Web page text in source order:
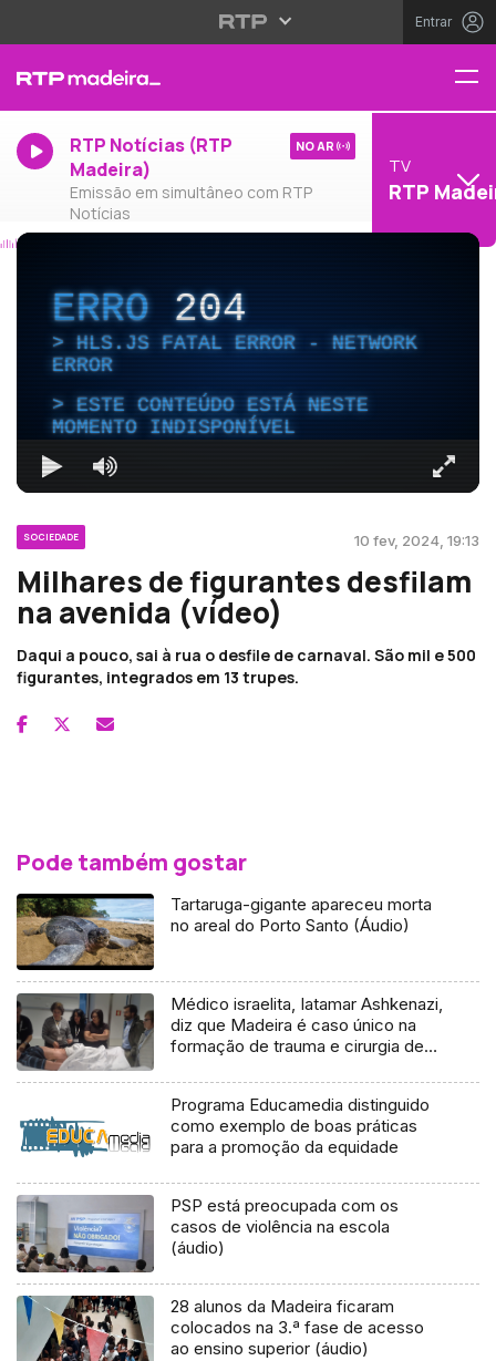
Entrar
RTP Notícias (RTP
Madeira)
Emissão em simultâneo com RTP
Notícias
NO AR
TV
RTP
ERRO204
HLS.JS FATAL ERROR - NETWORK
ERROR
ESTE CONTEÚDO ESTÁ NESTE
MOMENTO INDISPONÍVEL
SOCIEDADE 10 fev, 2024, 19:13
Milhares de figurantes desfilam
na avenida (vídeo)
Daqui a pouco, sai à rua o desfile de carnaval. São mil e 500
figurantes, integrados em 13 trupes.
Pode também gostar
Tartaruga-gigante apareceu morta
no areal do Porto Santo (Áudio)
Médico israelita, Iatamar Ashkenazi,
diz que Madeira é caso único na
formação de trauma e cirurgia de
Programa Educamedia distinguido
como exemplo de boas práticas
para a promoção da equidade
PSP está preocupada com os
casos de violência na escola
(áudio)
28 alunos da Madeira ficaram
colocados na 3.ª fase de acesso
ao ensino superior (áudio)